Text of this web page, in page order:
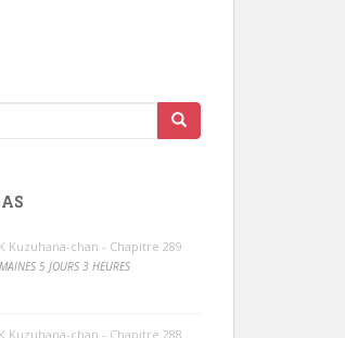
Kuzuhana-chan - Chapitre 289
5 JOURS 3 HEURES
Kuzuhana-chan - Chapitre 288